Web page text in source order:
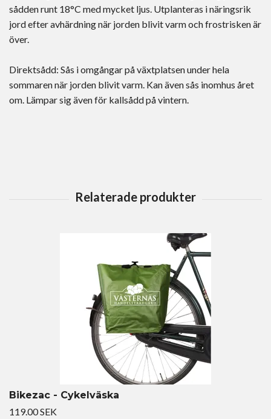
sådden runt 18°C med mycket ljus. Utplanteras i näringsrik
jord efter avhärdning när jorden blivit varm och frostrisken är
över.
Direktsådd: Sås i omgångar på växtplatsen under hela
sommaren när jorden blivit varm. Kan även sås inomhus året
om. Lämpar sig även för kallsådd på vintern.
Bikezac - Cykelväska
119.00 SEK